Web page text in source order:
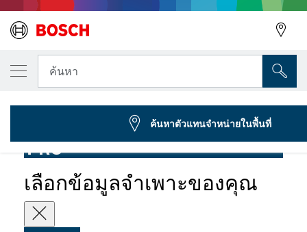
ค้นหา
... ล้อขัด PRO Metal สำหรับเครื่องเจียแบบสองล้อ รูขนาด 20 มม.
PRO
เลือกข้อมูลจำเพาะของคุณ
รุ่นที่คุณเลือก
ล้อขัด PRO Metal, 150 x 20 x 20 มม., G24
1 609 201 649
ค้นหาตัวแทนจำหน่ายในพื้นที่